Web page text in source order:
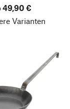
49,90 €
Varianten